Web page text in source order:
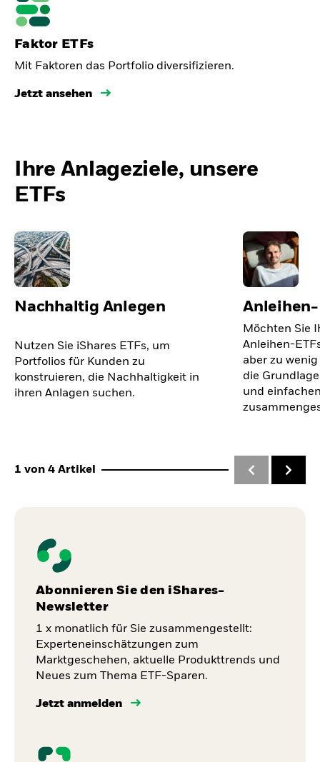
Faktor ETFs
Mit Faktoren das Portfolio diversifizieren.
Jetzt ansehen
Ihre Anlageziele, unsere
ETFs
Nachhaltig Anlegen
Nutzen Sie iShares ETFs, um
Portfolios für Kunden zu
konstruieren, die Nachhaltigkeit in
ihren Anlagen suchen.
Anleihen-
Möchten Sie
Anleihen-
aber zu
die
und
1 von 4 Artikel
Abonnieren Sie den iShares-
Newsletter
1 x monatlich für Sie zusammengestellt:
Experteneinschätzungen zum
Marktgeschehen, aktuelle Produkttrends und
Neues zum Thema ETF-Sparen.
Jetzt anmelden